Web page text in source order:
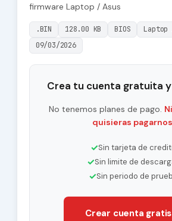
firmware Laptop / Asus
.BIN 128.00 KB BIOS
Laptop
09/03/2026
Crea tu cuenta gratuita
No tenemos planes de pago.
quisieras
✓Sin tarjeta de
✓Sin limite de
✓Sin periodo de
Crear cuenta gratis